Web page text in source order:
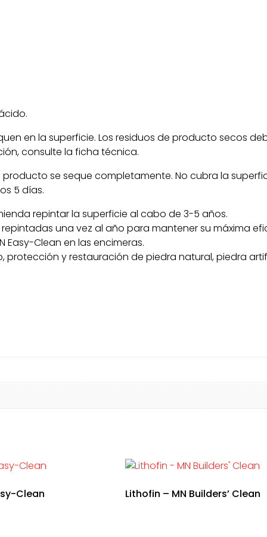
en la superficie. Los residuos de producto secos
consulte la ficha técnica.
se seque completamente. No cubra la
5 días.
repintar la superficie al cabo de 3-5 años.
una vez al año para mantener su máxima
Easy-Clean en las encimeras.
protección y restauración de piedra natural, piedra
Clean Lithofin – MN Builders’ Clean